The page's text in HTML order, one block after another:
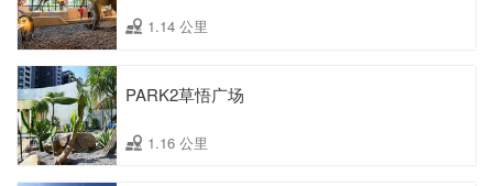
1.14 公里
PARK2草悟广场
1.16 公里